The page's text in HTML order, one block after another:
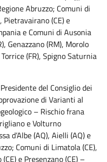
Abruzzo; Comuni di
Pietravairano (CE) e
e Comuni di Ausonia
Genazzano (RM), Morolo
(FR), Spigno Saturnia
del Consiglio dei
di Varianti al
– Rischio frana
e Volturno
d’Albe (AQ), Aielli (AQ) e
Comuni di Limatola (CE),
e Presenzano (CE) –